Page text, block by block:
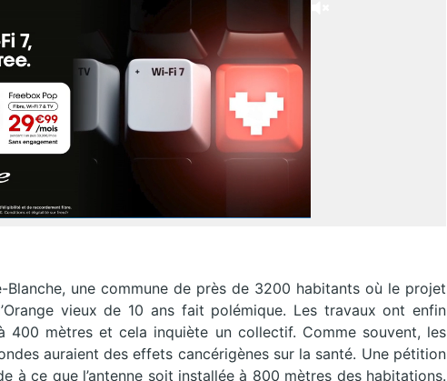
une commune de près de 3200 habitants où le projet
vieux de 10 ans fait polémique. Les travaux ont enfin
400 mètres et cela inquiète un collectif. Comme souvent, les
auraient des effets cancérigènes sur la santé. Une pétition
à ce que l’antenne soit installée à 800 mètres des habitations.